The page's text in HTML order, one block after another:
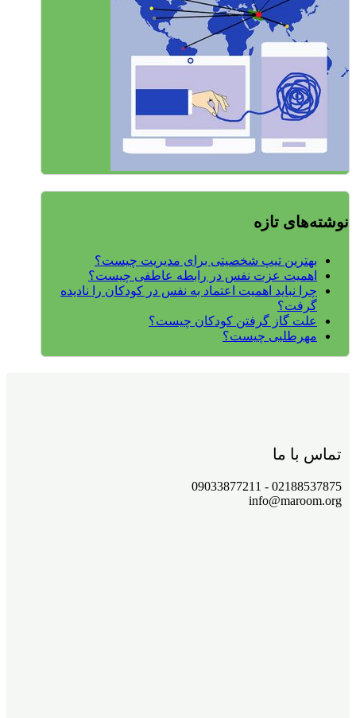
نوشته‌های تازه
بهترین تیپ شخصیتی برای مدیریت چیست؟
اهمیت عزت نفس در رابطه عاطفی چیست؟
چرا نباید اهمیت اعتماد به نفس در کودکان را نادیده
گرفت؟
علت گاز گرفتن کودکان چیست؟
مهرطلبی چیست؟
تماس با ما
02188537875 - 09033877211
info@maroom.org